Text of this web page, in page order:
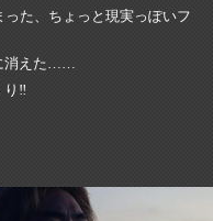
た、ちょっと現実っぽいフ
消えた……
り‼︎